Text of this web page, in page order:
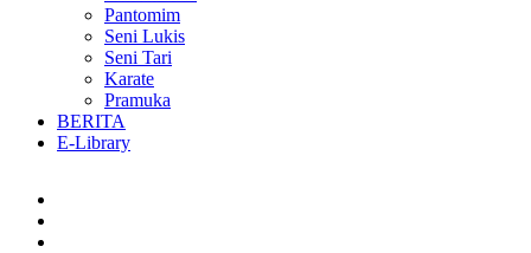
Pantomim
Seni Lukis
Seni Tari
Karate
Pramuka
BERITA
E-Library